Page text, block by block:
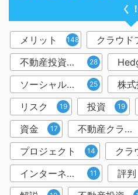
く！
メリット 148
不動産投資型クラウドファンディング 28
ソーシャルレンディング 25
リスク 19 投資 19
資金 17 不動産クラウドファンディング
プロジェクト 14
インターネット 11 評判